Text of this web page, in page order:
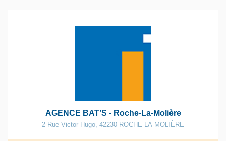
AGENCE BAT’S - Roche-La-Molière
2 Rue Victor Hugo, 42230 ROCHE-LA-MOLIÈRE